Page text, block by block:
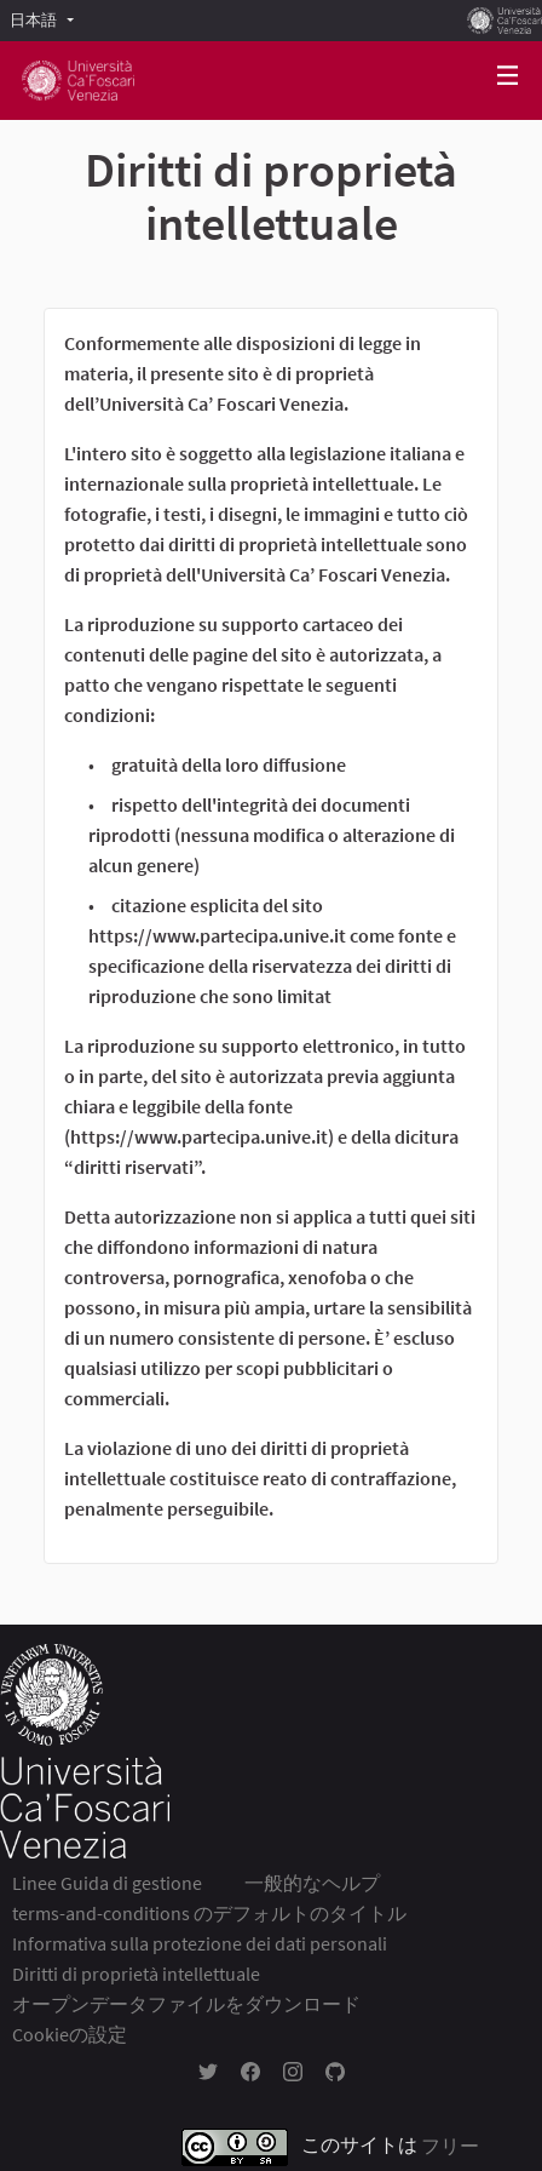
日本語 Scegli la lingua
Diritti di proprietà
intellettuale
Conformemente alle disposizioni di legge in
materia, il presente sito è di proprietà
dell’Università Ca’ Foscari Venezia.
L'intero sito è soggetto alla legislazione italiana e
internazionale sulla proprietà intellettuale. Le
fotografie, i testi, i disegni, le immagini e tutto ciò
protetto dai diritti di proprietà intellettuale sono
di proprietà dell'Università Ca’ Foscari Venezia.
La riproduzione su supporto cartaceo dei
contenuti delle pagine del sito è autorizzata, a
patto che vengano rispettate le seguenti
condizioni:
gratuità della loro diffusione
rispetto dell'integrità dei documenti
riprodotti (nessuna modifica o alterazione di
alcun genere)
citazione esplicita del sito
https://www.partecipa.unive.it come fonte e
specificazione della riservatezza dei diritti di
riproduzione che sono limitat
La riproduzione su supporto elettronico, in tutto
o in parte, del sito è autorizzata previa aggiunta
chiara e leggibile della fonte
(https://www.partecipa.unive.it) e della dicitura
“diritti riservati”.
Detta autorizzazione non si applica a tutti quei siti
che diffondono informazioni di natura
controversa, pornografica, xenofoba o che
possono, in misura più ampia, urtare la sensibilità
di un numero consistente di persone. È’ escluso
qualsiasi utilizzo per scopi pubblicitari o
commerciali.
La violazione di uno dei diritti di proprietà
intellettuale costituisce reato di contraffazione,
penalmente perseguibile.
Linee Guida di gestione
一般的なヘルプ
terms-and-conditions のデフォルトのタイトル
Informativa sulla protezione dei dati personali
Diritti di proprietà intellettuale
オープンデータファイルをダウンロード
Cookieの設定
Twitter の Partecipa Ca' Foscari
Facebook の Partecipa Ca' Foscari
Instagramの Partecipa Ca'
GitHub の Partecipa Ca'
このサイトは フリー